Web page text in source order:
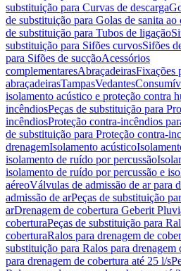
substituição para Curvas de descarga
de substituição para Golas de sanita ao
de substituição para Tubos de ligação
substituição para Sifões curvosSifões
para Sifões de sucçãoAcessórios
complementaresAbraçadeirasFixações
abraçadeirasTampasVedantes
isolamento acústico e proteção contra
incêndiosPeças de substituição para
incêndiosProteção contra-incêndios
de substituição para Proteção contra-
drenagemIsolamento acústico
isolamento de ruído por percussão
isolamento de ruído por percussão e
aéreoVálvulas de admissão de ar para
admissão de arPeças de substituição
arDrenagem de cobertura Geberit
coberturaPeças de substituição para
coberturaRalos para drenagem de
substituição para Ralos para drenagem
para drenagem de cobertura até 25 l/s